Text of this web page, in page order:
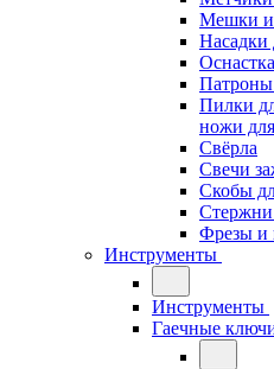
Мешки и
Патроны
Пилки
ножи
Свёрла
Свечи
Скобы
Стержни
Фрезы и
Инструменты
Инструменты
Гаечные